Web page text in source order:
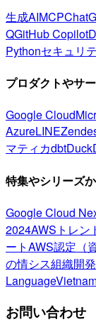
生成AIMCP
QGitHub Copilot
Pythonセキュリ
プロダクトやサ
Google Cloud
AzureLINE
マティカdbt
特集やシリーズ
Google Cloud
2024AWSトレン
ートAWS認定（
の情シス組織開
Language
お問い合わせ